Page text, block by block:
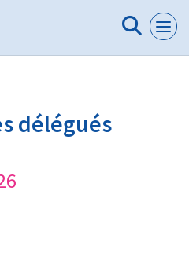
délégués